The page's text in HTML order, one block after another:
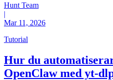
Hunt Team
|
Mar 11, 2026
Tutorial
Hur du
OpenClaw med yt-